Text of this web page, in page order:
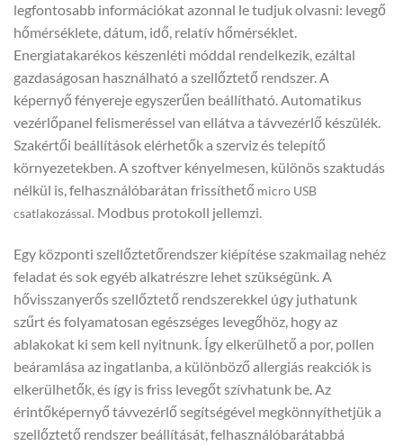
legfontosabb információkat azonnal le tudjuk olvasni: levegő
hőmérséklete, dátum, idő, relatív hőmérséklet.
Energiatakarékos készenléti móddal rendelkezik, ezáltal
gazdaságosan használható a szellőztető rendszer. A
képernyő fényereje egyszerűen beállítható. Automatikus
vezérlőpanel felismeréssel van ellátva a távvezérlő készülék.
Szakértői beállítások elérhetők a szerviz és telepítő
környezetekben. A szoftver kényelmesen, különös szaktudás
nélkül is, felhasználóbarátan frissíthető micro USB
csatlakozással. Modbus protokoll jellemzi.
Egy központi szellőztetőrendszer kiépítése szakmailag nehéz
feladat és sok egyéb alkatrészre lehet szükségünk. A
hővisszanyerős szellőztető rendszerekkel úgy juthatunk
szűrt és folyamatosan egészséges levegőhöz, hogy az
ablakokat ki sem kell nyitnunk. Így elkerülhető a por, pollen
beáramlása az ingatlanba, a különböző allergiás reakciók is
elkerülhetők, és így is friss levegőt szívhatunk be. Az
érintőképernyő távvezérlő segítségével megkönnyíthetjük a
szellőztető rendszer beállítását, felhasználóbarátabbá